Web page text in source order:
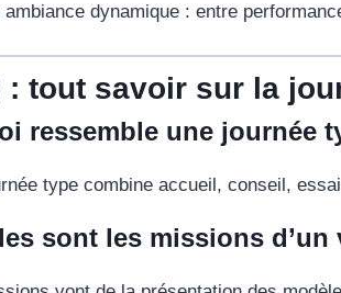
ambiance dynamique : entre
: tout savoir sur la
ressemble une journée
type combine accueil, conseil,
sont les missions d’un